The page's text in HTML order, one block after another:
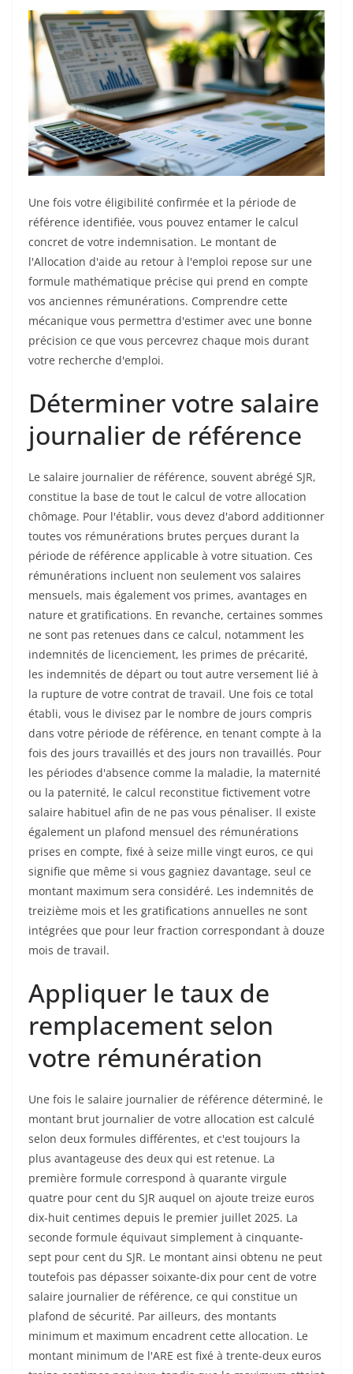
Une fois votre éligibilité confirmée et la période de
référence identifiée, vous pouvez entamer le calcul
concret de votre indemnisation. Le montant de
l'Allocation d'aide au retour à l'emploi repose sur une
formule mathématique précise qui prend en compte
vos anciennes rémunérations. Comprendre cette
mécanique vous permettra d'estimer avec une bonne
précision ce que vous percevrez chaque mois durant
votre recherche d'emploi.
Déterminer votre salaire
journalier de référence
Le salaire journalier de référence, souvent abrégé SJR,
constitue la base de tout le calcul de votre allocation
chômage. Pour l'établir, vous devez d'abord additionner
toutes vos rémunérations brutes perçues durant la
période de référence applicable à votre situation. Ces
rémunérations incluent non seulement vos salaires
mensuels, mais également vos primes, avantages en
nature et gratifications. En revanche, certaines sommes
ne sont pas retenues dans ce calcul, notamment les
indemnités de licenciement, les primes de précarité,
les indemnités de départ ou tout autre versement lié à
la rupture de votre contrat de travail. Une fois ce total
établi, vous le divisez par le nombre de jours compris
dans votre période de référence, en tenant compte à la
fois des jours travaillés et des jours non travaillés. Pour
les périodes d'absence comme la maladie, la maternité
ou la paternité, le calcul reconstitue fictivement votre
salaire habituel afin de ne pas vous pénaliser. Il existe
également un plafond mensuel des rémunérations
prises en compte, fixé à seize mille vingt euros, ce qui
signifie que même si vous gagniez davantage, seul ce
montant maximum sera considéré. Les indemnités de
treizième mois et les gratifications annuelles ne sont
intégrées que pour leur fraction correspondant à douze
mois de travail.
Appliquer le taux de
remplacement selon
votre rémunération
Une fois le salaire journalier de référence déterminé, le
montant brut journalier de votre allocation est calculé
selon deux formules différentes, et c'est toujours la
plus avantageuse des deux qui est retenue. La
première formule correspond à quarante virgule
quatre pour cent du SJR auquel on ajoute treize euros
dix-huit centimes depuis le premier juillet 2025. La
seconde formule équivaut simplement à cinquante-
sept pour cent du SJR. Le montant ainsi obtenu ne peut
toutefois pas dépasser soixante-dix pour cent de votre
salaire journalier de référence, ce qui constitue un
plafond de sécurité. Par ailleurs, des montants
minimum et maximum encadrent cette allocation. Le
montant minimum de l'ARE est fixé à trente-deux euros